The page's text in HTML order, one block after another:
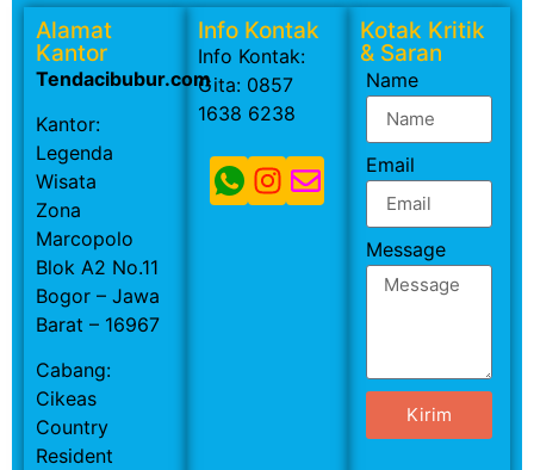
Alamat
Kantor
Tendacibubur.com
Kantor:
Legenda
Wisata
Zona
Marcopolo
Blok A2 No.11
Bogor – Jawa
Barat – 16967
Cabang:
Cikeas
Country
Resident
Info Kontak
Info Kontak:
Gita: 0857
1638 6238
Kotak Kritik
& Saran
Name
Email
Message
Kirim